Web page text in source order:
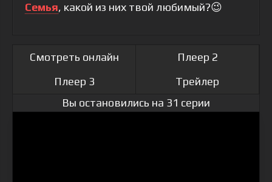
Семья, какой из них твой любимый?😉
Смотреть онлайн
Плеер 2
Плеер 3
Трейлер
Вы остановились на 31 серии